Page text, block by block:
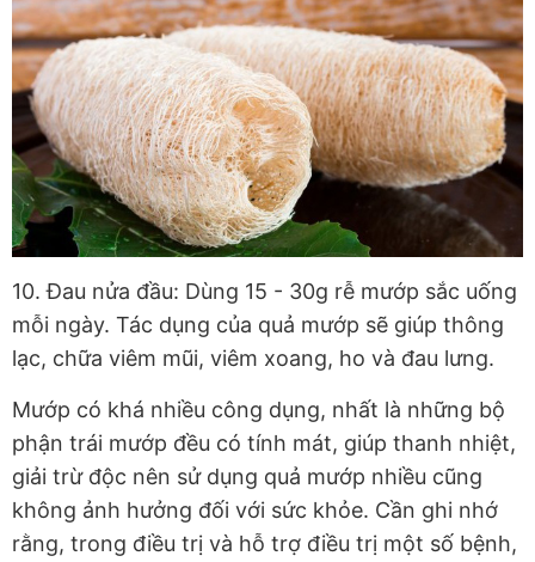
10. Đau nửa đầu: Dùng 15 - 30g rễ mướp sắc uống
mỗi ngày. Tác dụng của quả mướp sẽ giúp thông
lạc, chữa viêm mũi, viêm xoang, ho và đau lưng.
Mướp có khá nhiều công dụng, nhất là những bộ
phận trái mướp đều có tính mát, giúp thanh nhiệt,
giải trừ độc nên sử dụng quả mướp nhiều cũng
không ảnh hưởng đối với sức khỏe. Cần ghi nhớ
rằng, trong điều trị và hỗ trợ điều trị một số bệnh,